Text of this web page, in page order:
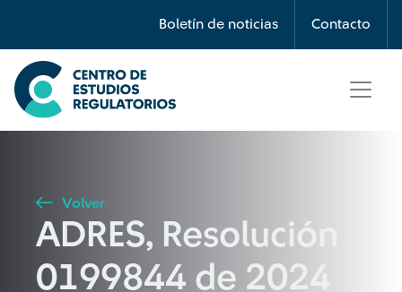
Boletín de noticias Contacto
Búsqueda
Seleccione país
Buscar
Volver
ADRES, Resolución
0199844 de 2024